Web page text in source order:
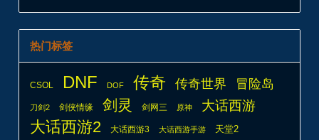
热门标签
CSOL DNF DOF 传奇 传奇世界 冒险岛
刀剑2 剑侠情缘 剑灵 剑网三 原神 大话西游
大话西游2 大话西游3 大话西游手游 天堂2